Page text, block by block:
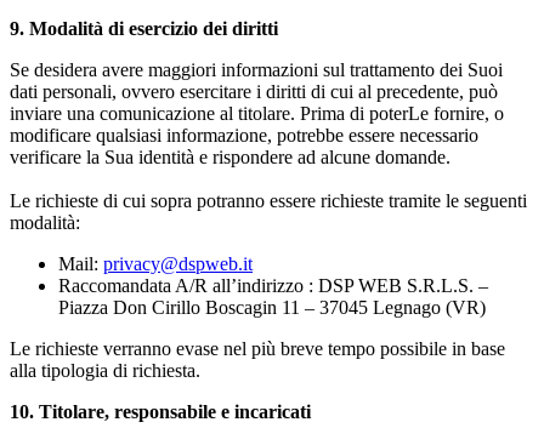
9. Modalità di esercizio dei diritti
Se desidera avere maggiori informazioni sul trattamento dei Suoi
dati personali, ovvero esercitare i diritti di cui al precedente, può
inviare una comunicazione al titolare. Prima di poterLe fornire, o
modificare qualsiasi informazione, potrebbe essere necessario
verificare la Sua identità e rispondere ad alcune domande.
Le richieste di cui sopra potranno essere richieste tramite le seguenti
modalità:
Mail: privacy@dspweb.it
Raccomandata A/R all’indirizzo : DSP WEB S.R.L.S. –
Piazza Don Cirillo Boscagin 11 – 37045 Legnago (VR)
Le richieste verranno evase nel più breve tempo possibile in base
alla tipologia di richiesta.
10. Titolare, responsabile e incaricati